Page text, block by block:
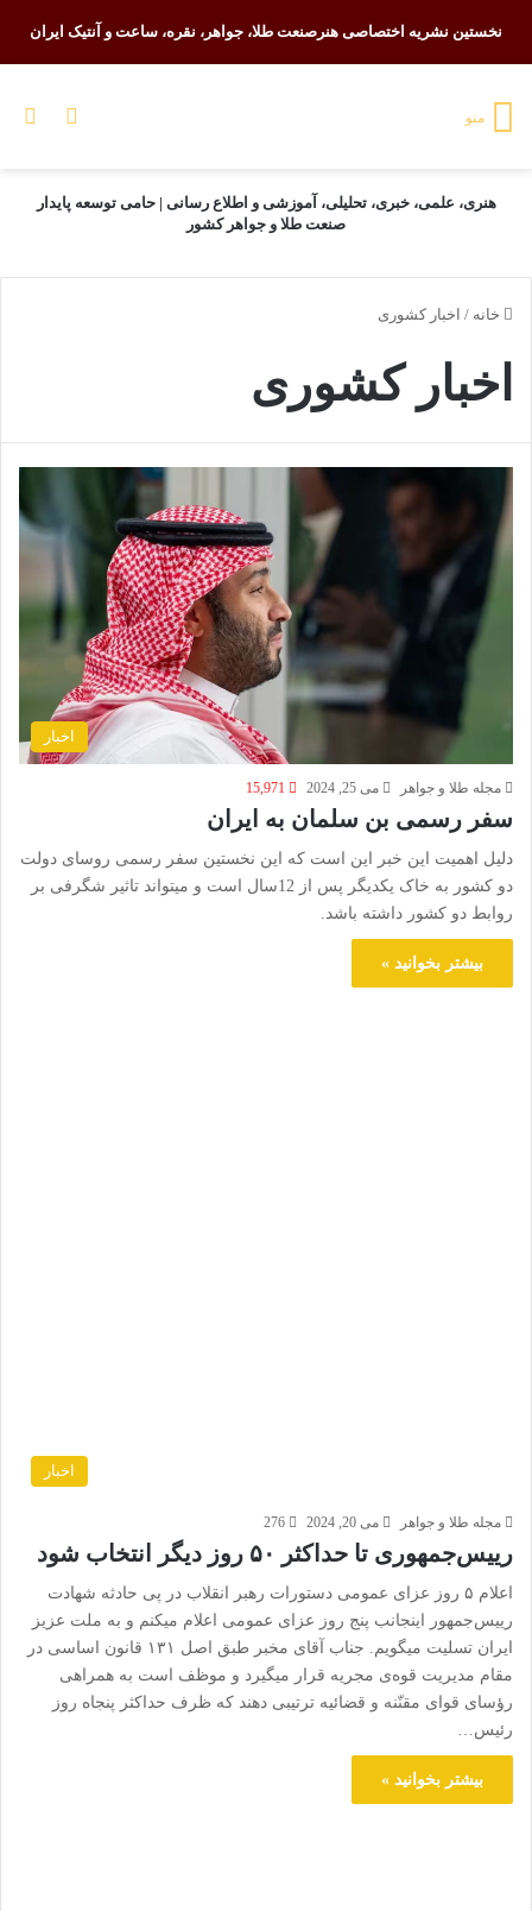
نخستین نشریه اختصاصی هنرصنعت طلا، جواهر، نقره، ساعت و آنتیک ایران
تغییر منو
هنری، علمی، خبری، تحلیلی، آموزشی و اطلاع رسانی | حامی توسعه پایدار
صنعت طلا و جواهر کشور
خانه / اخبار کشوری
اخبار کشوری
اخبار
مجله طلا و جواهر می 25, 2024 15,971
سفر رسمی بن سلمان به ایران
دلیل اهمیت این خبر این است که این نخستین سفر رسمی روسای دولت
دو کشور به خاک یکدیگر پس از 12سال است و میتواند تاثیر شگرفی بر
روابط دو کشور داشته باشد.
بیشتر بخوانید »
اخبار
مجله طلا و جواهر می 20, 2024 276
رییس‌جمهوری تا حداکثر ۵۰ روز دیگر انتخاب شود
اعلام ۵ روز عزای عمومی دستورات رهبر انقلاب در پی حادثه شهادت
رییس‌جمهور اینجانب پنج روز عزای عمومی اعلام میکنم و به ملت عزیز
ایران تسلیت میگویم. جناب آقای مخبر طبق اصل ۱۳۱ قانون اساسی در
مقام مدیریت قوه‌ی مجریه قرار میگیرد و موظف است به همراهی
رؤسای قوای مقنّنه و قضائیه ترتیبی دهند که ظرف حداکثر پنجاه روز
رئیس…
بیشتر بخوانید »